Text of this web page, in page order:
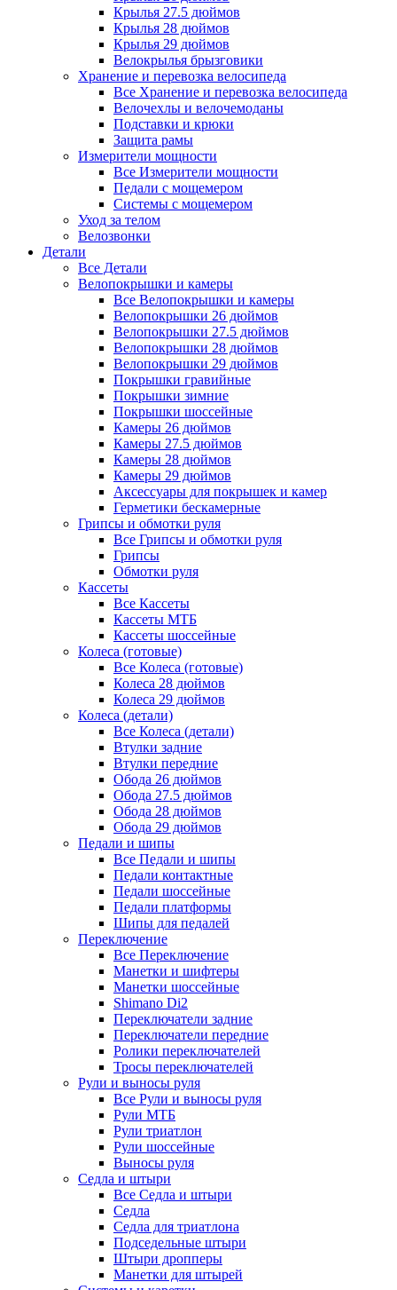
Крылья 27.5 дюймов
Крылья 28 дюймов
Крылья 29 дюймов
Велокрылья брызговики
Хранение и перевозка велосипеда
Все Хранение и перевозка велосипеда
Велочехлы и велочемоданы
Подставки и крюки
Защита рамы
Измерители мощности
Все Измерители мощности
Педали с мощемером
Системы с мощемером
Уход за телом
Велозвонки
Детали
Все Детали
Велопокрышки и камеры
Все Велопокрышки и камеры
Велопокрышки 26 дюймов
Велопокрышки 27.5 дюймов
Велопокрышки 28 дюймов
Велопокрышки 29 дюймов
Покрышки гравийные
Покрышки зимние
Покрышки шоссейные
Камеры 26 дюймов
Камеры 27.5 дюймов
Камеры 28 дюймов
Камеры 29 дюймов
Аксессуары для покрышек и камер
Герметики бескамерные
Грипсы и обмотки руля
Все Грипсы и обмотки руля
Грипсы
Обмотки руля
Кассеты
Все Кассеты
Кассеты МТБ
Кассеты шоссейные
Колеса (готовые)
Все Колеса (готовые)
Колеса 28 дюймов
Колеса 29 дюймов
Колеса (детали)
Все Колеса (детали)
Втулки задние
Втулки передние
Обода 26 дюймов
Обода 27.5 дюймов
Обода 28 дюймов
Обода 29 дюймов
Педали и шипы
Все Педали и шипы
Педали контактные
Педали шоссейные
Педали платформы
Шипы для педалей
Переключение
Все Переключение
Манетки и шифтеры
Манетки шоссейные
Shimano Di2
Переключатели задние
Переключатели передние
Ролики переключателей
Тросы переключателей
Рули и выносы руля
Все Рули и выносы руля
Рули МТБ
Рули триатлон
Рули шоссейные
Выносы руля
Седла и штыри
Все Седла и штыри
Седла
Седла для триатлона
Подседельные штыри
Штыри дропперы
Манетки для штырей